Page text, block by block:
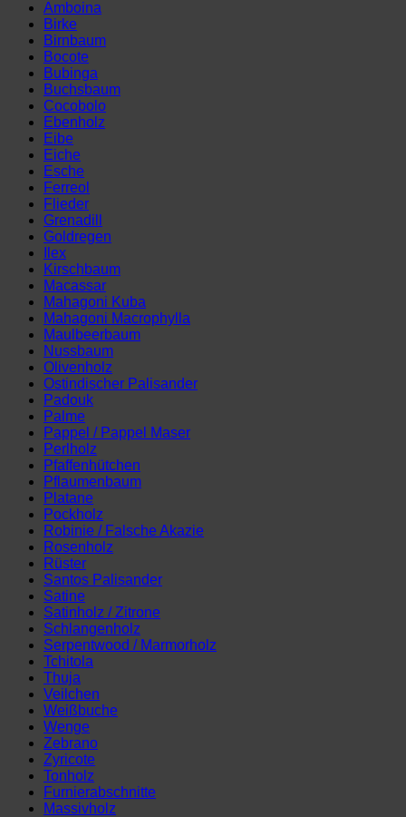
Amboina
Birke
Birnbaum
Bocote
Bubinga
Buchsbaum
Cocobolo
Ebenholz
Eibe
Eiche
Esche
Ferreol
Flieder
Grenadill
Goldregen
Ilex
Kirschbaum
Macassar
Mahagoni Kuba
Mahagoni Macrophylla
Maulbeerbaum
Nussbaum
Olivenholz
Ostindischer Palisander
Padouk
Palme
Pappel / Pappel Maser
Perlholz
Pfaffenhütchen
Pflaumenbaum
Platane
Pockholz
Robinie / Falsche Akazie
Rosenholz
Rüster
Santos Palisander
Satine
Satinholz / Zitrone
Schlangenholz
Serpentwood / Marmorholz
Tchitola
Thuja
Veilchen
Weißbuche
Wenge
Zebrano
Zyricote
Tonholz
Furnierabschnitte
Massivholz